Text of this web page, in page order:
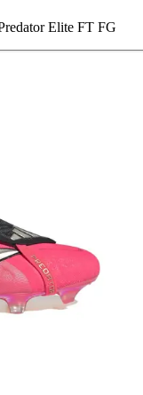
Elite FT FG